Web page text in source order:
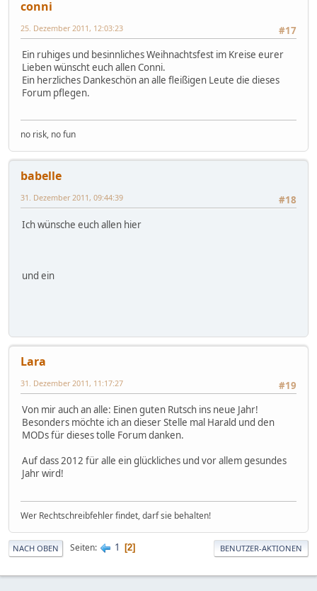
conni
#17
25. Dezember 2011, 12:03:23
Ein ruhiges und besinnliches Weihnachtsfest im Kreise eurer
Lieben wünscht euch allen Conni.
Ein herzliches Dankeschön an alle fleißigen Leute die dieses
Forum pflegen.
no risk, no fun
babelle
#18
31. Dezember 2011, 09:44:39
Ich wünsche euch allen hier
und ein
Lara
#19
31. Dezember 2011, 11:17:27
Von mir auch an alle: Einen guten Rutsch ins neue Jahr!
Besonders möchte ich an dieser Stelle mal Harald und den
MODs für dieses tolle Forum danken.
Auf dass 2012 für alle ein glückliches und vor allem gesundes
Jahr wird!
Wer Rechtschreibfehler findet, darf sie behalten!
NACH OBEN Seiten 1 2 BENUTZER-AKTIONEN